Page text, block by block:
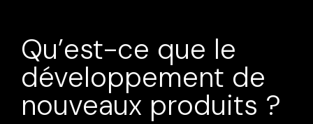
Qu’est-ce que le
développement de
nouveaux produits ?